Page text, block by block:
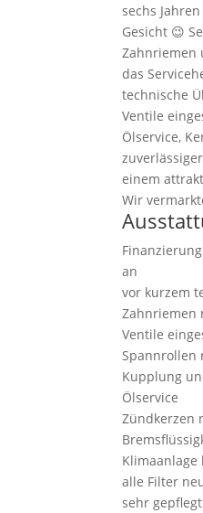
sechs
Gesicht 😉
Zahnriemen
das
technische
Ventile
Ölservice,
einem
Wir
an
vor kurzem
Zahnriemen
Ventile
Spannrollen
Kupplung
Ölservice
Zündkerzen
alle Filter
sehr gepflegt